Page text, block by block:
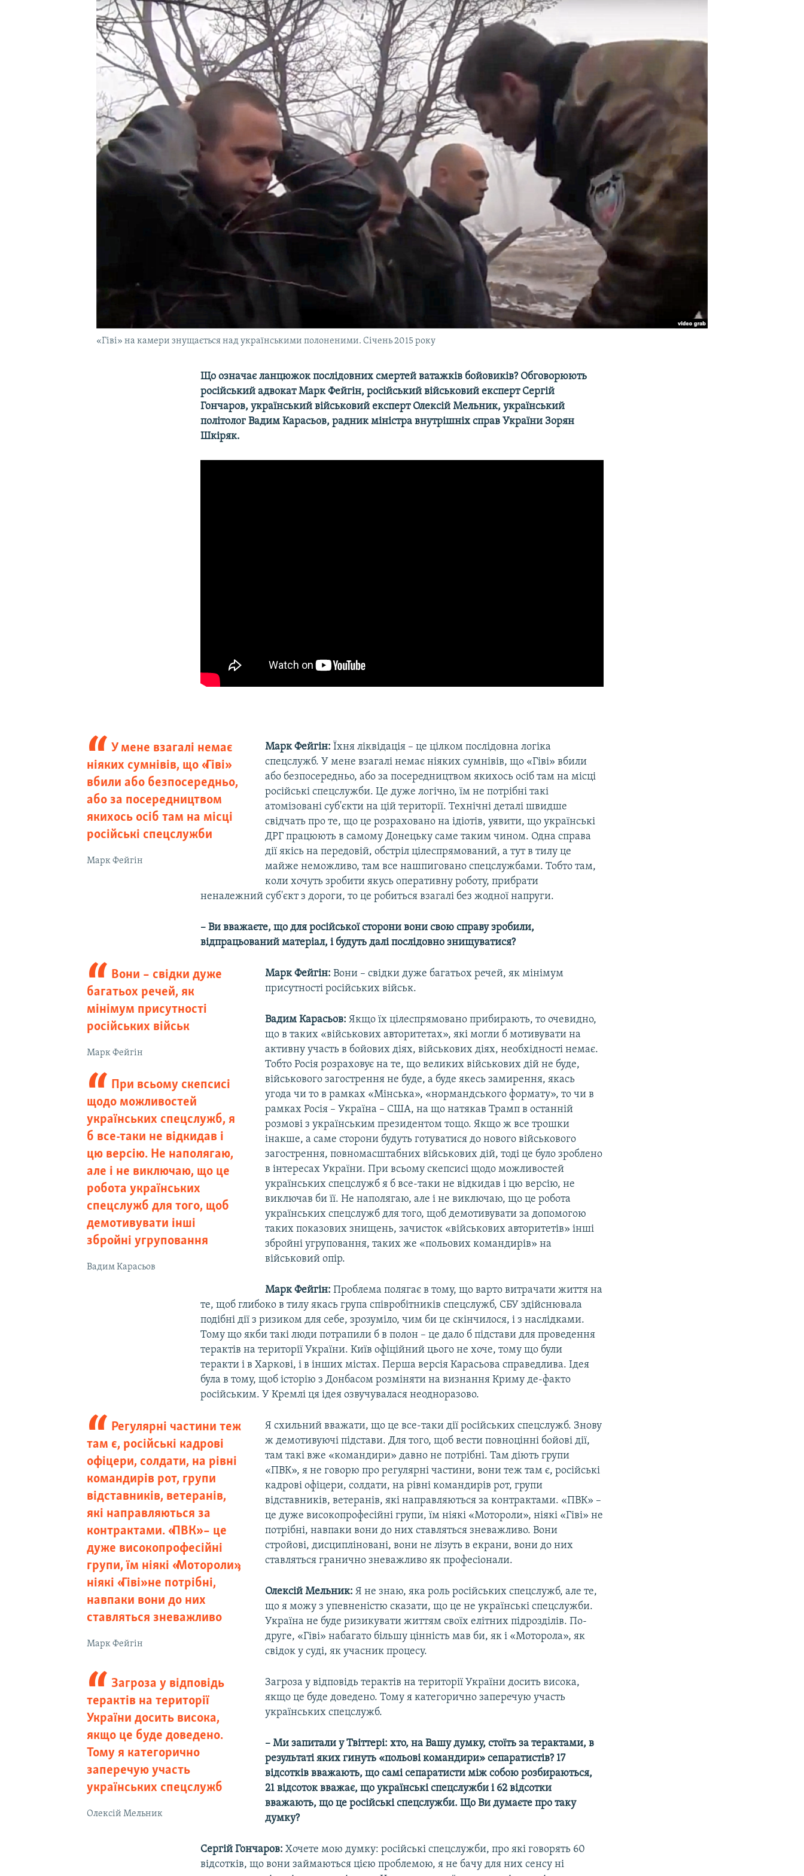
УКРАЇНСЬКА ПРОБЛЕМА КРИМУ
«Гіві» на камери знущається над українськими полоненими. Січень 2015 року
Що означає ланцюжок послідовних смертей ватажків бойовиків? Обговорюють
російський адвокат Марк Фейгін, російський військовий експерт Сергій
Гончаров, український військовий експерт Олексій Мельник, український
політолог Вадим Карасьов, радник міністра внутрішніх справ України Зорян
Шкіряк.
У мене взагалі немає
ніяких сумнівів, що «Гіві»
вбили або безпосередньо,
або за посередництвом
якихось осіб там на місці
російські спецслужби
Марк Фейгін
Марк Фейгін: Їхня ліквідація – це цілком послідовна логіка
спецслужб. У мене взагалі немає ніяких сумнівів, що «Гіві» вбили
або безпосередньо, або за посередництвом якихось осіб там на місці
російські спецслужби. Це дуже логічно, їм не потрібні такі
атомізовані суб'єкти на цій території. Технічні деталі швидше
свідчать про те, що це розраховано на ідіотів, уявити, що українські
ДРГ працюють в самому Донецьку саме таким чином. Одна справа
дії якісь на передовій, обстріл цілеспрямований, а тут в тилу це
майже неможливо, там все нашпиговано спецслужбами. Тобто там,
коли хочуть зробити якусь оперативну роботу, прибрати
неналежний суб'єкт з дороги, то це робиться взагалі без жодної напруги.
– Ви вважаєте, що для російської сторони вони свою справу зробили,
відпрацьований матеріал, і будуть далі послідовно знищуватися?
Вони – свідки дуже
багатьох речей, як
мінімум присутності
російських військ
Марк Фейгін
Марк Фейгін: Вони – свідки дуже багатьох речей, як мінімум
присутності російських військ.
При всьому скепсисі
щодо можливостей
українських спецслужб, я
б все-таки не відкидав і
цю версію. Не наполягаю,
але і не виключаю, що це
робота українських
спецслужб для того, щоб
демотивувати інші
збройні угруповання
Вадим Карасьов
Вадим Карасьов: Якщо їх цілеспрямовано прибирають, то очевидно,
що в таких «військових авторитетах», які могли б мотивувати на
активну участь в бойових діях, військових діях, необхідності немає.
Тобто Росія розраховує на те, що великих військових дій не буде,
військового загострення не буде, а буде якесь замирення, якась
угода чи то в рамках «Мінська», «нормандського формату», то чи в
рамках Росія – Україна – США, на що натякав Трамп в останній
розмові з українським президентом тощо. Якщо ж все трошки
інакше, а саме сторони будуть готуватися до нового військового
загострення, повномасштабних військових дій, тоді це було зроблено
в інтересах України. При всьому скепсисі щодо можливостей
українських спецслужб я б все-таки не відкидав і цю версію, не
виключав би її. Не наполягаю, але і не виключаю, що це робота
українських спецслужб для того, щоб демотивувати за допомогою
таких показових знищень, зачисток «військових авторитетів» інші
збройні угруповання, таких же «польових командирів» на
військовий опір.
Марк Фейгін: Проблема полягає в тому, що варто витрачати життя на
те, щоб глибоко в тилу якась група співробітників спецслужб, СБУ здійснювала
подібні дії з ризиком для себе, зрозуміло, чим би це скінчилося, і з наслідками.
Тому що якби такі люди потрапили б в полон – це дало б підстави для проведення
терактів на території України. Київ офіційний цього не хоче, тому що були
теракти і в Харкові, і в інших містах. Перша версія Карасьова справедлива. Ідея
була в тому, щоб історію з Донбасом розміняти на визнання Криму де-факто
російським. У Кремлі ця ідея озвучувалася неодноразово.
Регулярні частини теж
там є, російські кадрові
офіцери, солдати, на рівні
командирів рот, групи
відставників, ветеранів,
які направляються за
контрактами. «ПВК» – це
дуже високопрофесійні
групи, їм ніякі «Мотороли»,
ніякі «Гіві» не потрібні,
навпаки вони до них
ставляться зневажливо
Марк Фейгін
Я схильний вважати, що це все-таки дії російських спецслужб. Знову
ж демотивуючі підстави. Для того, щоб вести повноцінні бойові дії,
там такі вже «командири» давно не потрібні. Там діють групи
«ПВК», я не говорю про регулярні частини, вони теж там є, російські
кадрові офіцери, солдати, на рівні командирів рот, групи
відставників, ветеранів, які направляються за контрактами. «ПВК» –
це дуже високопрофесійні групи, їм ніякі «Мотороли», ніякі «Гіві» не
потрібні, навпаки вони до них ставляться зневажливо. Вони
стройові, дисципліновані, вони не лізуть в екрани, вони до них
ставляться гранично зневажливо як професіонали.
Олексій Мельник: Я не знаю, яка роль російських спецслужб, але те,
що я можу з упевненістю сказати, що це не українські спецслужби.
Україна не буде ризикувати життям своїх елітних підрозділів. По-
друге, «Гіві» набагато більшу цінність мав би, як і «Моторола», як
свідок у суді, як учасник процесу.
Загроза у відповідь
терактів на території
України досить висока,
якщо це буде доведено.
Тому я категорично
заперечую участь
українських спецслужб
Олексій Мельник
Загроза у відповідь терактів на території України досить висока,
якщо це буде доведено. Тому я категорично заперечую участь
українських спецслужб.
– Ми запитали у Твіттері: хто, на Вашу думку, стоїть за терактами, в
результаті яких гинуть «польові командири» сепаратистів? 17
відсотків вважають, що самі сепаратисти між собою розбираються,
21 відсоток вважає, що українські спецслужби і 62 відсотки
вважають, що це російські спецслужби. Що Ви думаєте про таку
думку?
Сергій Гончаров:Хочете мою думку: російські спецслужби, про які говорять 60
відсотків, що вони займаються цією проблемою, я не бачу для них сенсу ні